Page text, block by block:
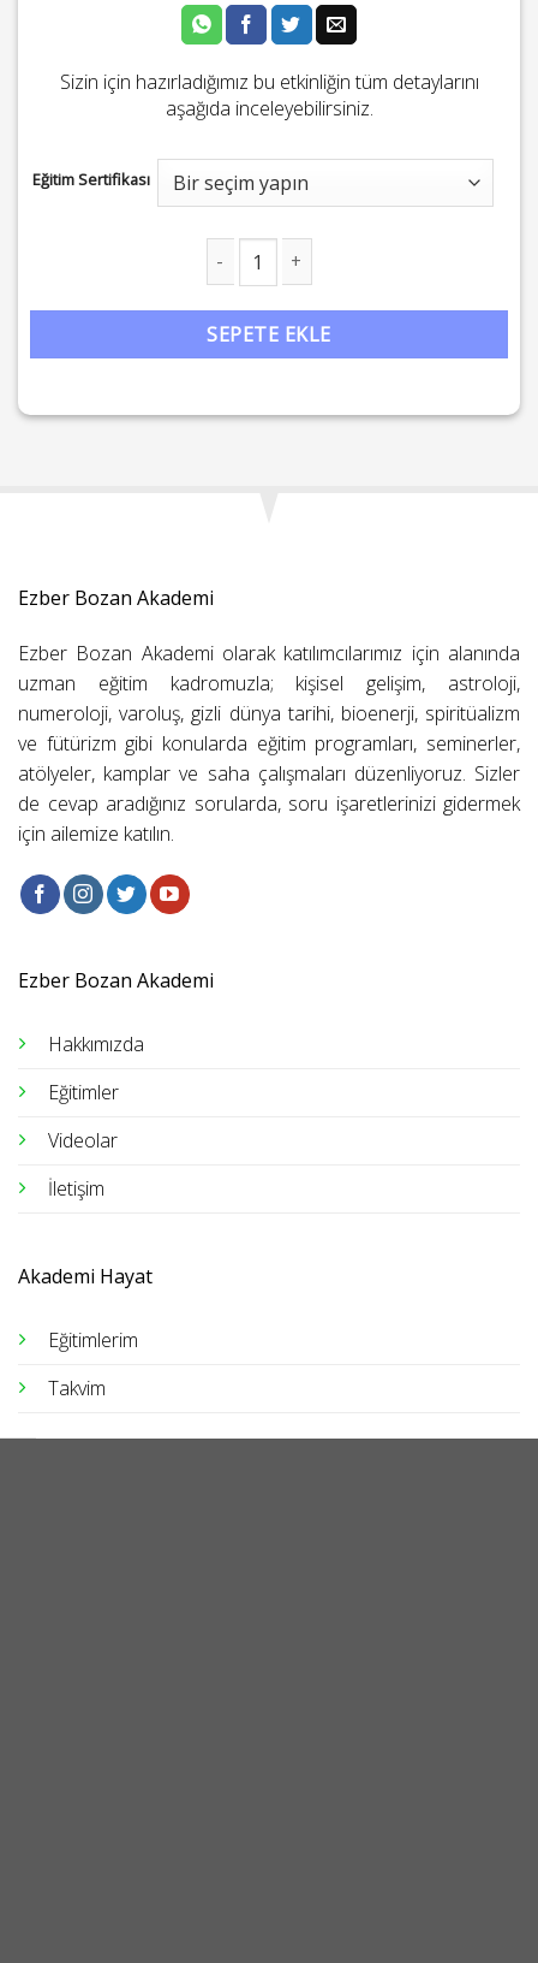
Sizin için hazırladığımız bu etkinliğin tüm detaylarını
aşağıda inceleyebilirsiniz.
Eğitim Sertifikası
SEPETE EKLE
Ezber Bozan Akademi
Ezber Bozan Akademi olarak katılımcılarımız için alanında
uzman eğitim kadromuzla; kişisel gelişim, astroloji,
numeroloji, varoluş, gizli dünya tarihi, bioenerji, spiritüalizm
ve fütürizm gibi konularda eğitim programları, seminerler,
atölyeler, kamplar ve saha çalışmaları düzenliyoruz. Sizler
de cevap aradığınız sorularda, soru işaretlerinizi gidermek
için ailemize katılın.
Ezber Bozan Akademi
Hakkımızda
Eğitimler
Videolar
İletişim
Akademi Hayat
Eğitimlerim
Takvim